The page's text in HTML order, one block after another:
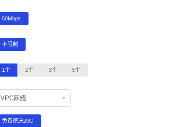
50Mbps
不限制
1个 2个 3个 5个
VPC网络
免费赠送20G